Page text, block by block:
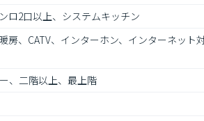
ロ2口以上、システムキッチン
房、CATV、インターホン、インターネッ
、二階以上、最上階